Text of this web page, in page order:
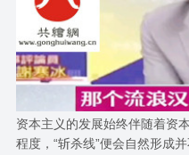
资本主义的发展始终伴随着资
程度，“斩杀线”便会自然形成